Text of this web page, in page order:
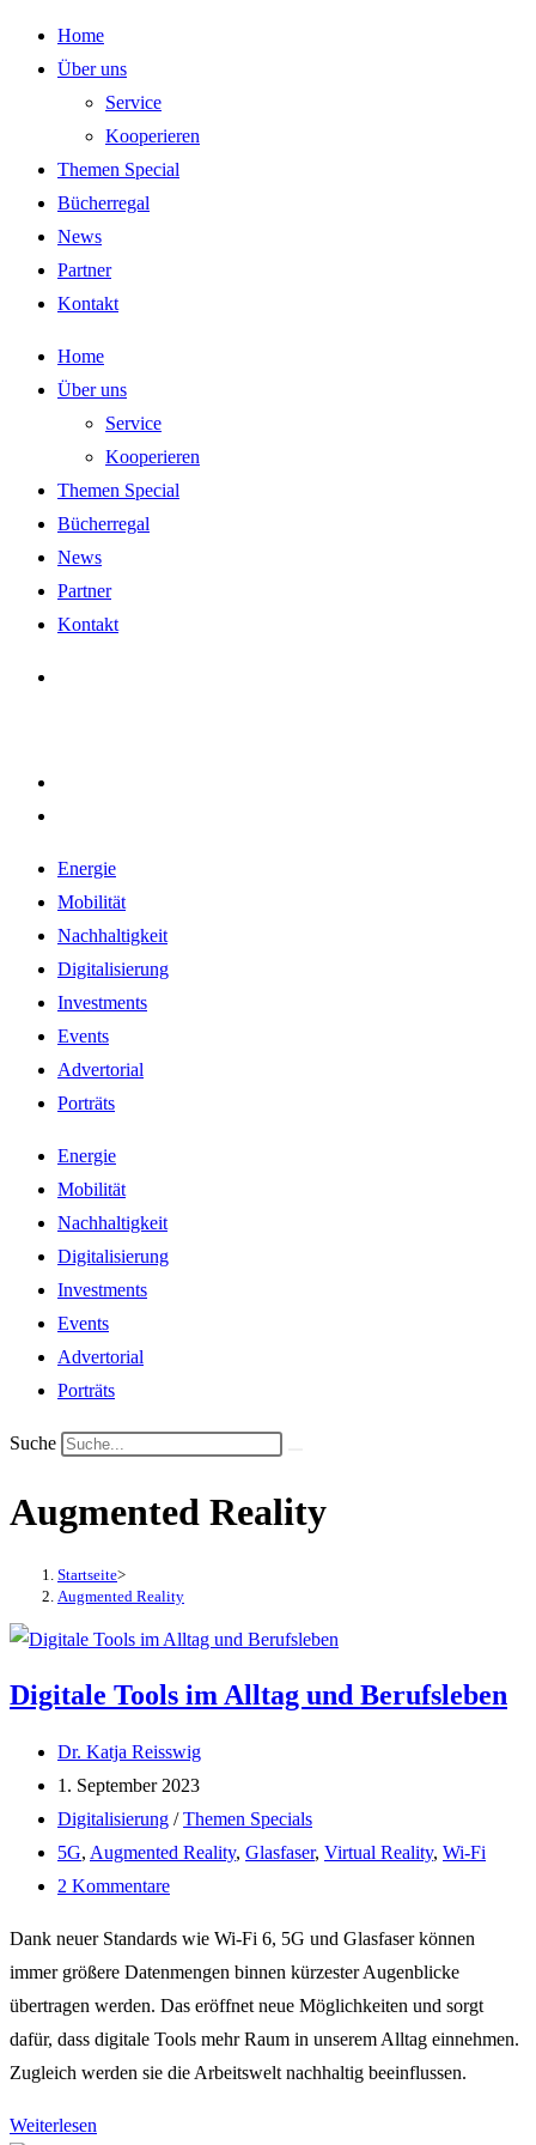
Zum
Inhalt
Home
Über uns
Service
Kooperieren
Themen Special
Bücherregal
News
Partner
Kontakt
Home
Über uns
Service
Kooperieren
Themen Special
Bücherregal
News
Partner
Kontakt
Energie
Mobilität
Nachhaltigkeit
Digitalisierung
Investments
Events
Advertorial
Porträts
Energie
Mobilität
Nachhaltigkeit
Digitalisierung
Investments
Events
Advertorial
Porträts
Suche
Augmented Reality
Startseite>
Augmented Reality
Digitale Tools im Alltag und Berufsleben
Beitrags-
Autor:
Dr. Katja Reisswig
Beitrag
veröffentlicht:
1. September 2023
Beitrags-
Kategorie:
Digitalisierung / Themen Specials
Post
tag:
5G, Augmented Reality, Glasfaser, Virtual Reality, Wi-Fi
Beitrags-
2 Kommentare
Dank neuer Standards wie Wi-Fi 6, 5G und Glasfaser können
immer größere Datenmengen binnen kürzester Augenblicke
übertragen werden. Das eröffnet neue Möglichkeiten und sorgt
dafür, dass digitale Tools mehr Raum in unserem Alltag einnehmen.
Zugleich werden sie die Arbeitswelt nachhaltig beeinflussen.
Weiterlesen